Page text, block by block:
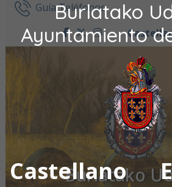
Burlatako
Ayuntamiento
Castellano
Ir al contenidoGuía Teléfonos
facebook
twitter
instagram
Burlatako